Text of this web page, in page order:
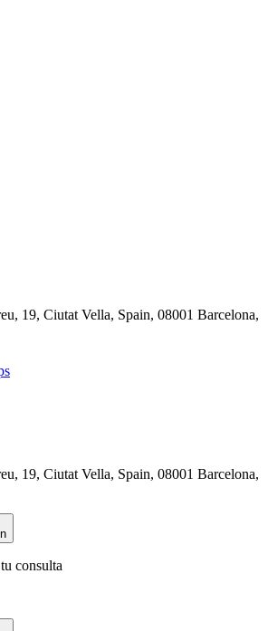
19, Ciutat Vella, Spain, 08001 Barcelona,
19, Ciutat Vella, Spain, 08001 Barcelona,
consulta